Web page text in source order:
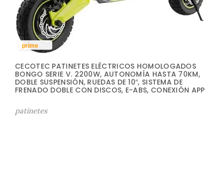
prime
CECOTEC PATINETES ELÉCTRICOS HOMOLOGADOS
BONGO SERIE V. 2200W, AUTONOMÍA HASTA 70KM,
DOBLE SUSPENSIÓN, RUEDAS DE 10″, SISTEMA DE
FRENADO DOBLE CON DISCOS, E-ABS, CONEXIÓN APP
patinetes